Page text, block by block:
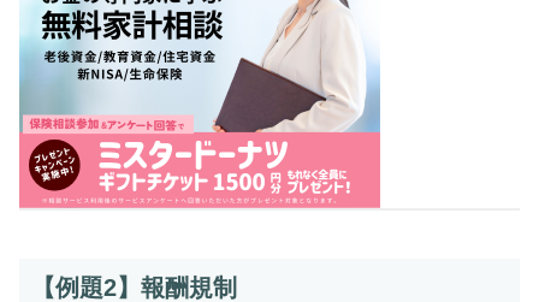
【例題2】報酬規制